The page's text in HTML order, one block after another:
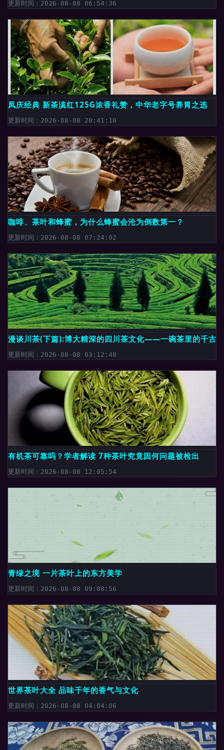
更新时间：2026-08-08 06:54:36
凤庆经典 新茶滇红125G浓香礼赞，中华老字号养胃之选
更新时间：2026-08-08 20:41:10
咖啡、茶叶和蜂蜜，为什么蜂蜜会沦为倒数第一？
更新时间：2026-08-08 07:24:02
漫谈川茶(下篇):博大精深的四川茶文化——一碗茶里的千古
更新时间：2026-08-08 03:12:48
有机茶可靠吗？学者解读 7种茶叶究竟因何问题被检出
更新时间：2026-08-08 12:05:54
青绿之境 一片茶叶上的东方美学
更新时间：2026-08-08 09:08:56
世界茶叶大全 品味千年的香气与文化
更新时间：2026-08-08 04:04:06